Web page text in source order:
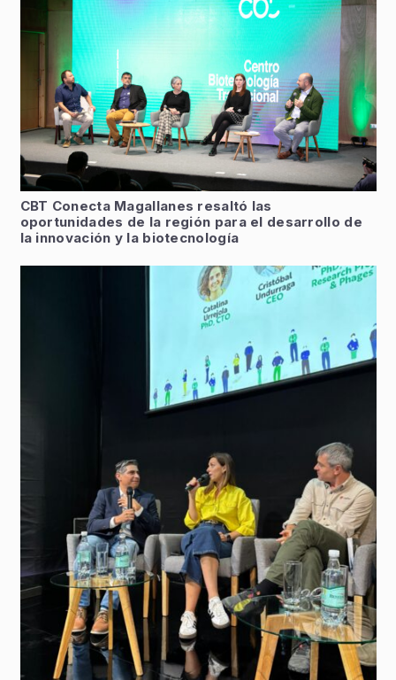
CBT Conecta Magallanes resaltó las
oportunidades de la región para el desarrollo de
la innovación y la biotecnología